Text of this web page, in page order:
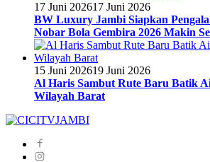
17 Juni 202617 Juni 2026
BW Luxury Jambi Siapkan
Nobar Bola Gembira 2026 Makin
15 Juni 202619 Juni 2026
Al Haris Sambut Rute Baru Batik
Wilayah Barat